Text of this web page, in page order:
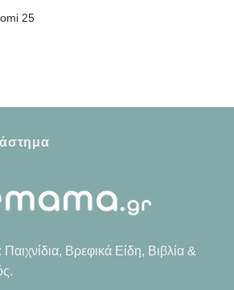
25
Βρεφικά Είδη, Βιβλία &